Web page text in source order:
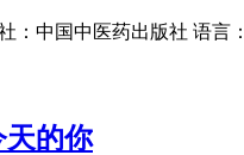
：中国中医药出版社 语言
天的你